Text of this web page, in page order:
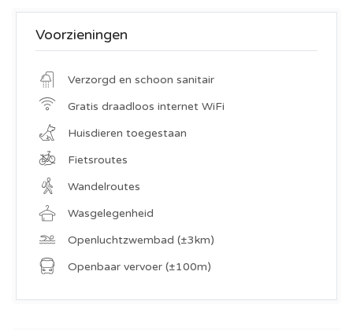
Voorzieningen
Verzorgd en schoon sanitair
Gratis draadloos internet WiFi
Huisdieren toegestaan
Fietsroutes
Wandelroutes
Wasgelegenheid
Openluchtzwembad (±3km)
Openbaar vervoer (±100m)